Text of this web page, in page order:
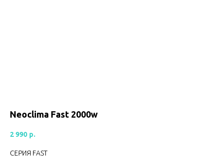
Neoclima Fast 2000w
2 990 р.
СЕРИЯ FAST